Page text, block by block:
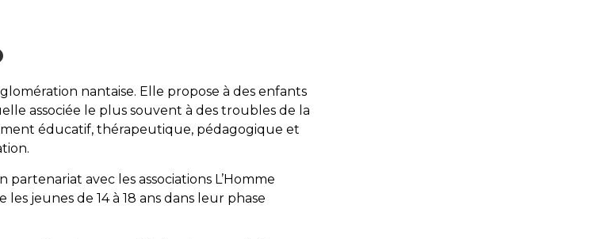
nantaise. Elle propose à des enfants
associée le plus souvent à des troubles de la
éducatif, thérapeutique, pédagogique et
partenariat avec les associations L’Homme
jeunes de 14 à 18 ans dans leur phase